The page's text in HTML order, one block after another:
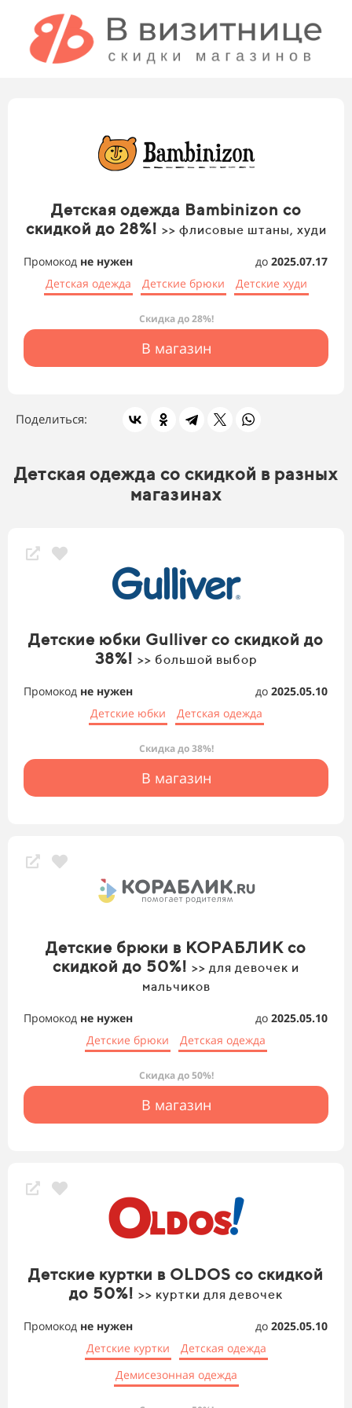
Детская одежда Bambinizon со
скидкой до 28%! >> флисовые штаны, худи
Промокод не нужен до 2025.07.17
Детская одежда
Детские брюки Детские худи
Скидка до 28%!
В магазин
Поделиться:
Детская одежда со скидкой в разных
магазинах
Детские юбки Gulliver со скидкой до
38%! >> большой выбор
Промокод не нужен до 2025.05.10
Детские юбки
Детская одежда
Скидка до 38%!
В магазин
Детские брюки в КОРАБЛИК со
скидкой до 50%! >> для девочек и
мальчиков
Промокод не нужен до 2025.05.10
Детские брюки
Детская одежда
Скидка до 50%!
В магазин
Детские куртки в OLDOS со скидкой
до 50%! >> куртки для девочек
Промокод не нужен до 2025.05.10
Детские куртки
Детская одежда
Демисезонная одежда